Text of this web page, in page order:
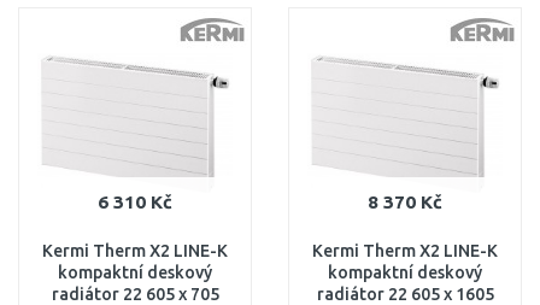
6 310 Kč
Kermi Therm X2 LINE-K
kompaktní deskový
radiátor 22 605 x 705
8 370 Kč
Kermi Therm X2 LINE-K
kompaktní deskový
radiátor 22 605 x 1605